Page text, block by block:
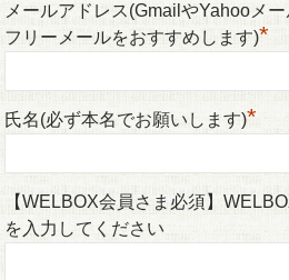
メールアドレス(GmailやYahooメ
フリーメールをおすすめします)*
氏名(必ず本名でお願いします)*
【WELBOX会員さま必須】
を入力してください